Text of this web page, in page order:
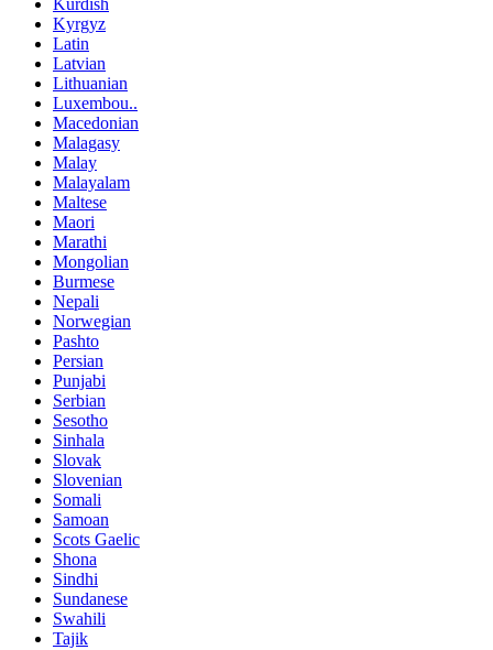
Kyrgyz
Latin
Latvian
Lithuanian
Luxembou..
Macedonian
Malagasy
Malay
Malayalam
Maltese
Maori
Marathi
Mongolian
Burmese
Nepali
Norwegian
Pashto
Persian
Punjabi
Serbian
Sesotho
Sinhala
Slovak
Slovenian
Somali
Samoan
Scots Gaelic
Shona
Sindhi
Sundanese
Swahili
Tajik